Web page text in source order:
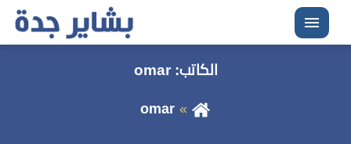
القائمة
الكاتب:omar
omar